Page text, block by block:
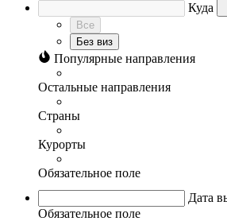
Куда
Все
Без виз
Популярные направления
Остальные направления
Страны
Курорты
Обязательное поле
Дата
Обязательное поле